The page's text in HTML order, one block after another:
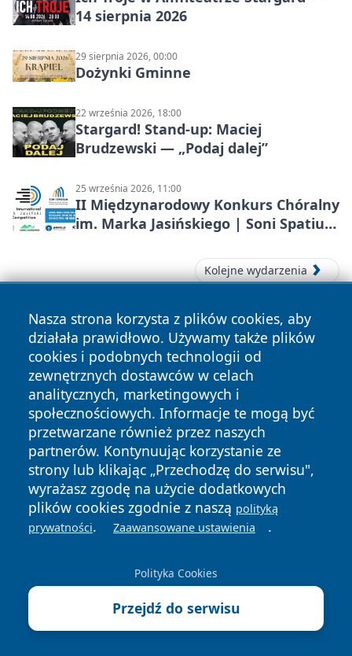
14 sierpnia 2026
29 sierpnia 2026, 00:00
Dożynki Gminne
22 września 2026, 18:00
Stargard! Stand-up: Maciej
Brudzewski — „Podaj dalej”
25 września 2026, 11:00
II Międzynarodowy Konkurs Chóralny
im. Marka Jasińskiego | Soni Spatium
Kolejne wydarzenia
8 sierpnia 2026
[PIŁKA NOŻNA] Polski Cukier
Kluczevia Stargard – Błękitni
Stargard 2:1. Derby w Betclic 3.
Lidze Grupa 2 (Grupa II)
8 sierpnia 2026
Apteki w Stargardzie - godziny
otwarcia, dyżury, apteka
całodobowa
8 sierpnia 2026
Apteki Chociwel, powiat stargardzki
- adresy, telefony, godziny otwarcia
8 sierpnia 2026
Apteki Dobrzany, powiat
stargardzki - adresy, telefony,
godziny otwarcia
Nasza strona korzysta z plików cookies, aby
działała prawidłowo. Używamy także plików
cookies i podobnych technologii od
zewnętrznych dostawców w celach
analitycznych, marketingowych i
społecznościowych. Informacje te mogą być
przetwarzane również przez naszych
partnerów. Kontynuując korzystanie ze
strony lub klikając „Przechodzę do serwisu",
wyrażasz zgodę na użycie dodatkowych
plików cookies zgodnie z naszą polityką
prywatności. Zaawansowane ustawienia .
Polityka Cookies
Przejdź do serwisu